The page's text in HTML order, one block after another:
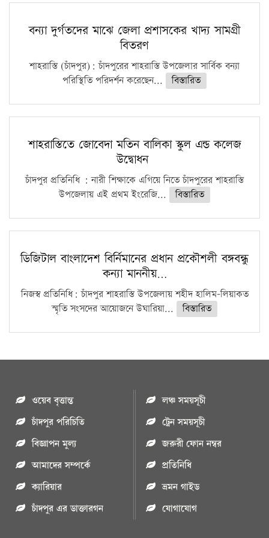
বন্যা দুর্গতদের মাঝে জেলা প্রশাসকের খাদ্য সামগ্রী
বিতরণ
শাহরাস্তি (চাঁদপুর): চাঁদপুরের শাহরাস্তি উপজেলার সার্বিক বন্যা
পরিস্থিতি পরিদর্শন করেছেন...
বিস্তারিত
শাহরাস্তিতে জোবেদা মতিন বালিকা স্কুল এন্ড কলেজ
উদ্বোধন
চাঁদপুর প্রতিনিধি : নারী শিক্ষাকে এগিয়ে নিতে চাঁদপুরের শাহরাস্তি
উপজেলায় এই প্রথম ইংরেজি...
বিস্তারিত
ডিজিটাল বাংলাদেশ বির্নিমানের প্রধান প্রকৌশলী বঙ্গবন্ধু
কন্যা মাননীয়…
নিজস্ব প্রতিনিধি: চাঁদপুর শাহরাস্তি উপজেলায় শহীদ হালিম-লিয়াকত
স্মৃতি সংসদের আয়োজনে উঘারিয়া...
বিস্তারিত
ওয়েব বৃত্তান্ত
চাঁদপুর পরিচিতি
বিজ্ঞাপন মুল্য
আমাদের সম্পর্কে
ক্যারিয়ার
চাঁদপুর এর ডাক্তারগন
লঞ্চ সময়সূচী
ট্রেন সময়সূচী
জরুরী ফোন নম্বর
প্রতিনিধি
ভ্রমন গাইড
যোগাযোগ